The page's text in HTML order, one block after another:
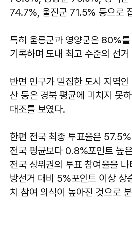
74.7%, 울진군 71.5% 등으로
특히 울릉군과 영양군은 80%
기록하며 도내 최고 수준의 선
반면 인구가 밀집한 도시 지역
산 등은 경북 평균에 미치지 못
대조를 보였다.
한편 전국 최종 투표율은
전국 평균보다 0.8%포인트 높
전국 상위권의 투표 참여율을 나
방선거 대비 5%포인트 이상 상
치 참여 의식이 높아진 것으로